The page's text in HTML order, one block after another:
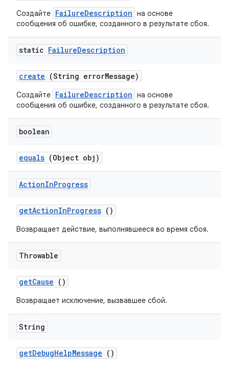
Создайте FailureDescription на основе
сообщения об ошибке, созданного в результате сбоя.
static FailureDescription
create (String errorMessage)
Создайте FailureDescription на основе
сообщения об ошибке, созданного в результате сбоя.
boolean
equals (Object obj)
ActionInProgress
getActionInProgress ()
Возвращает действие, выполнявшееся во время сбоя.
Throwable
getCause ()
Возвращает исключение, вызвавшее сбой.
String
getDebugHelpMessage ()